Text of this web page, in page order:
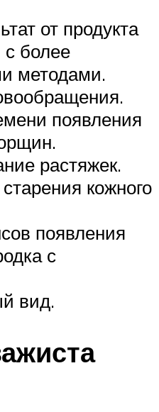
от продукта
более
методами.
появления
растяжек.
кожного
появления
с
вид.